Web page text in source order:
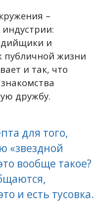
–
и
публичной жизни
и так, что
дружбу.
для того,
«звездной
вообще такое?
и есть тусовка.